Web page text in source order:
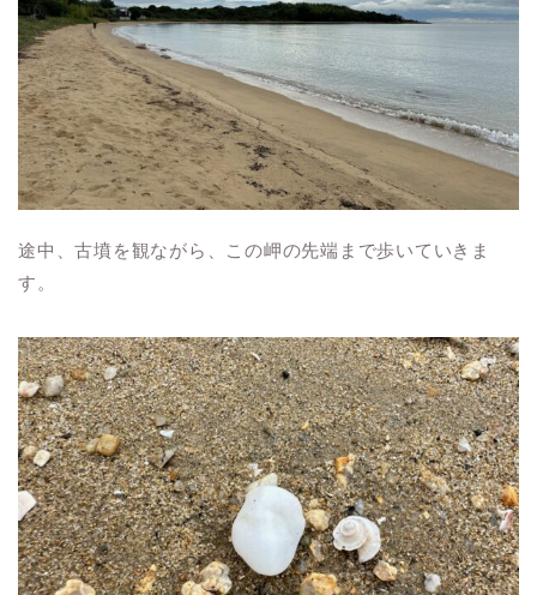
途中、古墳を観ながら、この岬の先端まで歩いていきま
す。